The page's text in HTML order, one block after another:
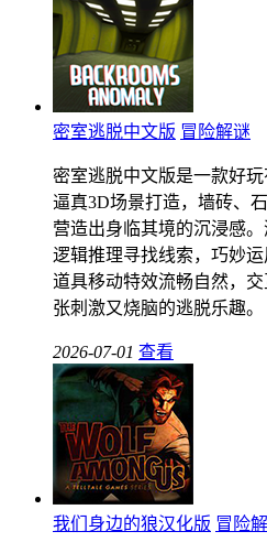
密室逃脱中文版 冒险解谜
密室逃脱中文版是一款好
逼真3D场景打造，墙砖、
营造出身临其境的沉浸感
逻辑推理寻找线索，巧妙运
道具移动特效流畅自然，
张刺激又烧脑的逃脱乐趣。
2026-07-01 查看
我们身边的狼汉化版 冒险